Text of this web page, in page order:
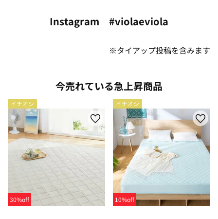
Instagram #violaeviola
※タイアップ投稿を含みます
今売れている急上昇商品
イチオシ
30%off
イチオシ
10%off